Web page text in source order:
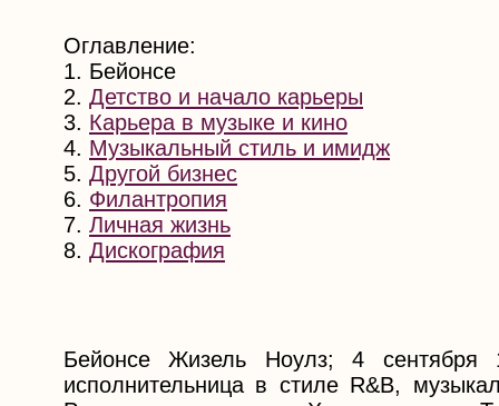
Оглавление:
1. Бейонсе
2. Детство и начало карьеры
3. Карьера в музыке и кино
4. Музыкальный стиль и имидж
5. Другой бизнес
6. Филантропия
7. Личная жизнь
8. Дискография
Бейонсе Жизель Ноулз; 4
исполнительница в стиле R&B,